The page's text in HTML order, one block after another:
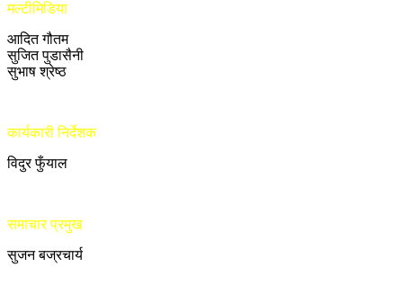
मल्टीमिडिया
आदित गौतम
सुजित पुडासैनी
सुभाष श्रेष्ठ
कार्यकारी निर्देशक
विदुर फुँयाल
समाचार प्रमुख
सुजन बज्रचार्य